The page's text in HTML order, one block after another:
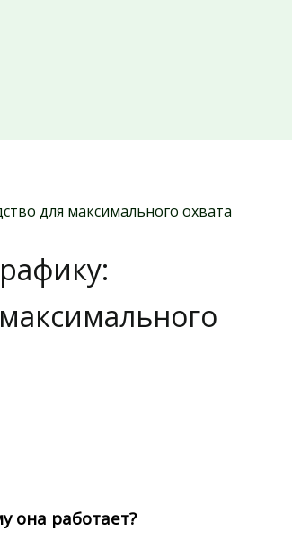
для максимального охвата
она работает?